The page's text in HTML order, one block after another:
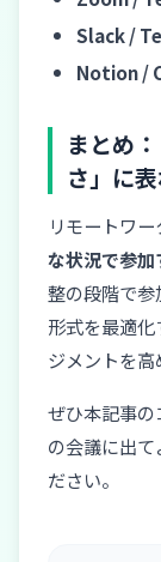
Slack /
Notion /
まとめ
さ」に
リモートワ
な状況で参加
整の段階で
形式を最適
ジメントを高
ぜひ本記事の
の会議に出
ださい。